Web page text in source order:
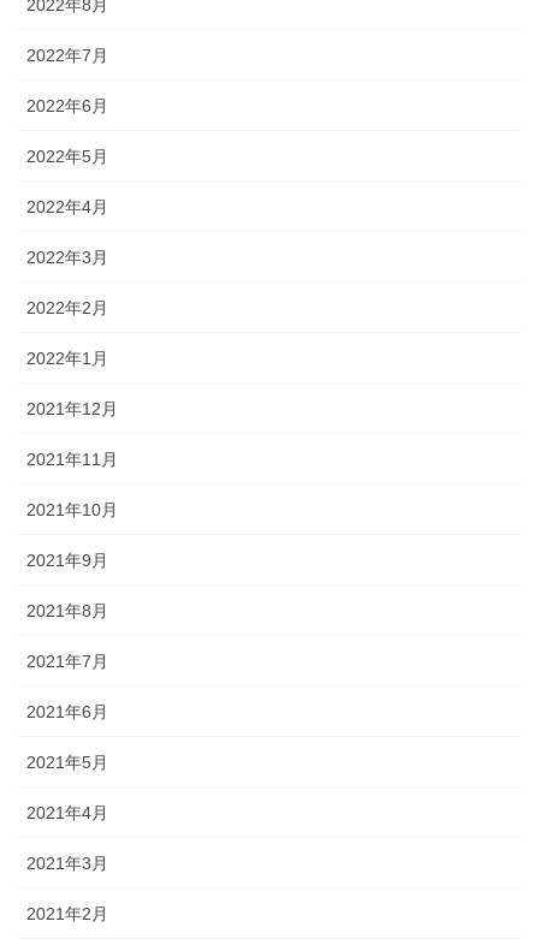
2022年8月
2022年7月
2022年6月
2022年5月
2022年4月
2022年3月
2022年2月
2022年1月
2021年12月
2021年11月
2021年10月
2021年9月
2021年8月
2021年7月
2021年6月
2021年5月
2021年4月
2021年3月
2021年2月